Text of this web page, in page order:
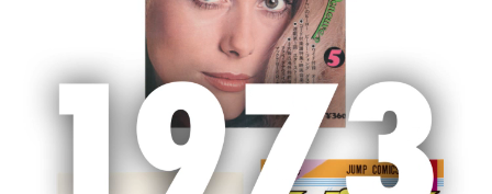
が今年も6月にスタート
2022年は集英社文庫創刊45周年